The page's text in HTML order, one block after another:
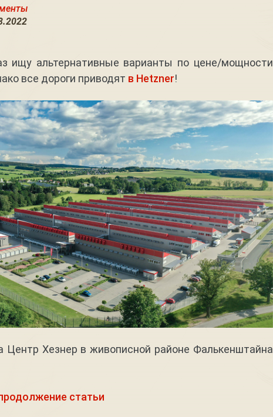
ищу альтернативные варианты по цене/мощности
все дороги приводят в Hetzner!
Центр Хезнер в живописной районе Фалькенштайна
статьи